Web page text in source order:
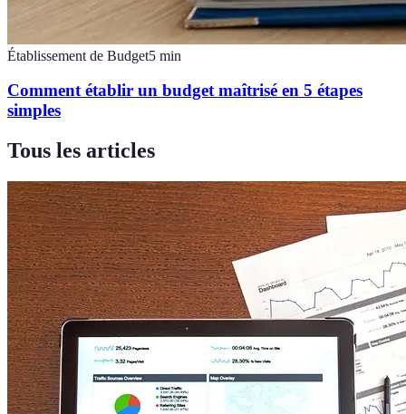
Établissement de Budget5 min
Comment établir un budget maîtrisé en 5 étapes
simples
Tous les articles